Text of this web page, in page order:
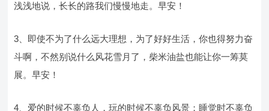
浅浅地说，长长的路我们慢慢地走。早安！
3、即使不为了什么远大理想，为了好好生活，你也得努力奋
斗啊，不然别说什么风花雪月了，柴米油盐也能让你一筹莫
展。早安！
4、爱的时候不辜负人，玩的时候不辜负风景；睡觉时不辜负